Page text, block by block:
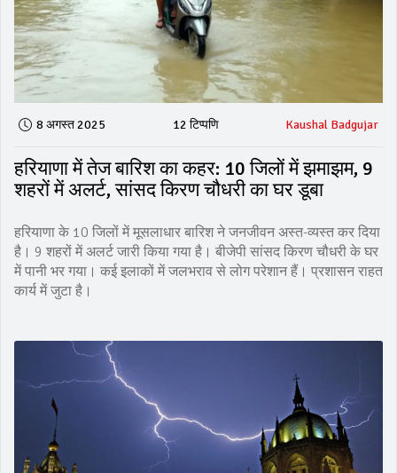
8 अगस्त 2025 12 टिप्पणि Kaushal Badgujar
हरियाणा में तेज बारिश का कहर: 10 जिलों में झमाझम, 9
शहरों में अलर्ट, सांसद किरण चौधरी का घर डूबा
हरियाणा के 10 जिलों में मूसलाधार बारिश ने जनजीवन अस्त-व्यस्त कर दिया
है। 9 शहरों में अलर्ट जारी किया गया है। बीजेपी सांसद किरण चौधरी के घर
में पानी भर गया। कई इलाकों में जलभराव से लोग परेशान हैं। प्रशासन राहत
कार्य में जुटा है।